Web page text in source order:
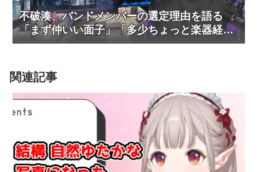
不破湊、バンドメンバーの選定理由を語る
「まず仲いい面子」「多少ちょっと楽器経験
者」
関連記事